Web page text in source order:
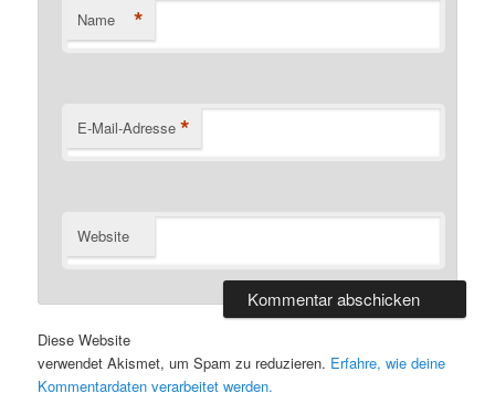
Name *
E-Mail-Adresse *
Website
Diese Website
verwendet Akismet, um Spam zu reduzieren. Erfahre, wie deine
Kommentardaten verarbeitet werden.